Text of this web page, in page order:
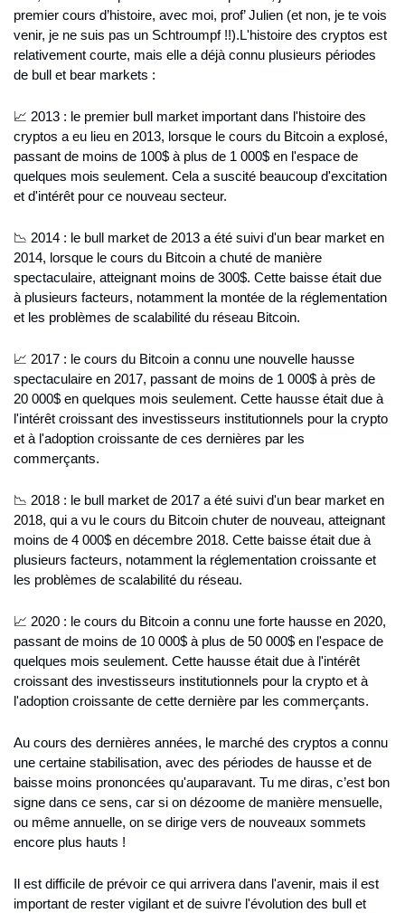
premier cours d’histoire, avec moi, prof’ Julien (et non, je te vois
venir, je ne suis pas un Schtroumpf !!).L'histoire des cryptos est
relativement courte, mais elle a déjà connu plusieurs périodes
de bull et bear markets :
📈 2013 : le premier bull market important dans l'histoire des
cryptos a eu lieu en 2013, lorsque le cours du Bitcoin a explosé,
passant de moins de 100$ à plus de 1 000$ en l'espace de
quelques mois seulement. Cela a suscité beaucoup d'excitation
et d'intérêt pour ce nouveau secteur.
📉 2014 : le bull market de 2013 a été suivi d'un bear market en
2014, lorsque le cours du Bitcoin a chuté de manière
spectaculaire, atteignant moins de 300$. Cette baisse était due
à plusieurs facteurs, notamment la montée de la réglementation
et les problèmes de scalabilité du réseau Bitcoin.
📈 2017 : le cours du Bitcoin a connu une nouvelle hausse
spectaculaire en 2017, passant de moins de 1 000$ à près de
20 000$ en quelques mois seulement. Cette hausse était due à
l'intérêt croissant des investisseurs institutionnels pour la crypto
et à l'adoption croissante de ces dernières par les
commerçants.
📉 2018 : le bull market de 2017 a été suivi d'un bear market en
2018, qui a vu le cours du Bitcoin chuter de nouveau, atteignant
moins de 4 000$ en décembre 2018. Cette baisse était due à
plusieurs facteurs, notamment la réglementation croissante et
les problèmes de scalabilité du réseau.
📈 2020 : le cours du Bitcoin a connu une forte hausse en 2020,
passant de moins de 10 000$ à plus de 50 000$ en l'espace de
quelques mois seulement. Cette hausse était due à l'intérêt
croissant des investisseurs institutionnels pour la crypto et à
l'adoption croissante de cette dernière par les commerçants.
Au cours des dernières années, le marché des cryptos a connu
une certaine stabilisation, avec des périodes de hausse et de
baisse moins prononcées qu'auparavant. Tu me diras, c’est bon
signe dans ce sens, car si on dézoome de manière mensuelle,
ou même annuelle, on se dirige vers de nouveaux sommets
encore plus hauts !
Il est difficile de prévoir ce qui arrivera dans l'avenir, mais il est
important de rester vigilant et de suivre l'évolution des bull et